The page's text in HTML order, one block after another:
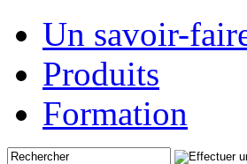
Un savoir-
Produits
Formation